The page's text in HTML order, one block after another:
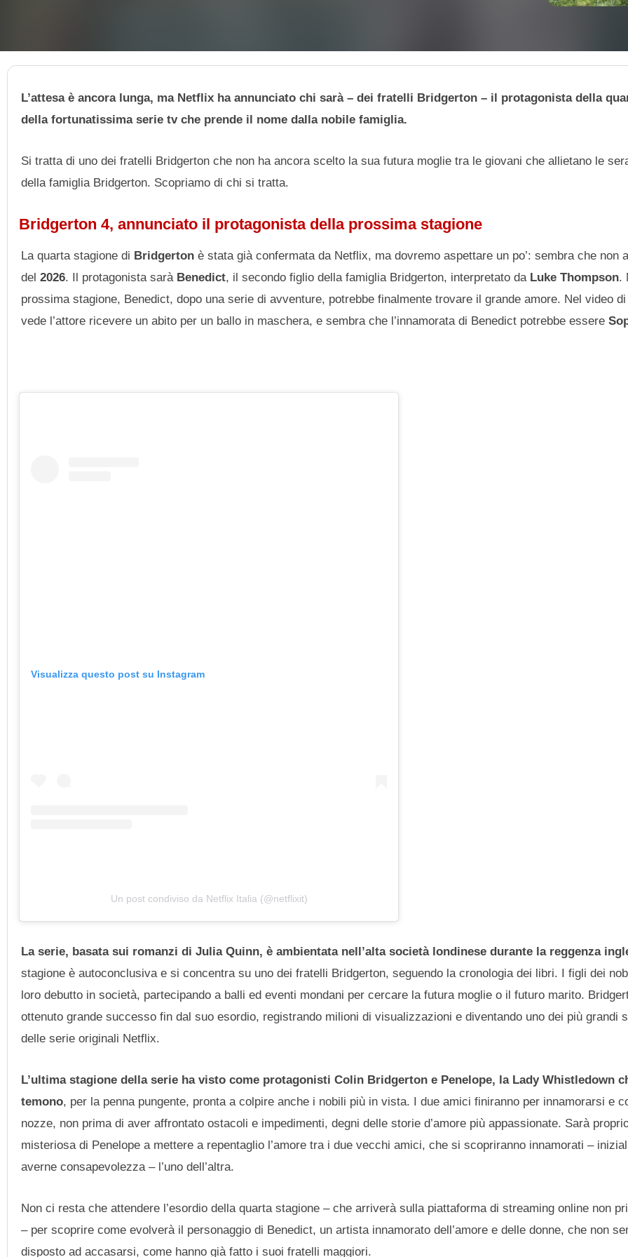
L’attesa è ancora lunga, ma Netflix ha annunciato chi sarà – dei fratelli Bridgerton – il protagonista della
della fortunatissima serie tv che prende il nome dalla nobile famiglia.
Si tratta di uno dei fratelli Bridgerton che non ha ancora scelto la sua futura moglie tra le giovani che allietano le
della famiglia Bridgerton. Scopriamo di chi si tratta.
Bridgerton 4, annunciato il protagonista della prossima stagione
La quarta stagione di Bridgerton è stata già confermata da Netflix, ma dovremo aspettare un po’: sembra che non
del2026. Il protagonista sarà Benedict, il secondo figlio della famiglia Bridgerton, interpretato da Luke Thompson.
prossima stagione, Benedict, dopo una serie di avventure, potrebbe finalmente trovare il grande amore. Nel video
vede l’attore ricevere un abito per un ballo in maschera, e sembra che l’innamorata di Benedict potrebbe essere
Visualizza questo post su Instagram
Un post condiviso da Netflix Italia (@netflixit)
La serie, basata sui romanzi di Julia Quinn, è ambientata nell’alta società londinese durante la reggenza
stagione è autoconclusiva e si concentra su uno dei fratelli Bridgerton, seguendo la cronologia dei libri. I figli dei
loro debutto in società, partecipando a balli ed eventi mondani per cercare la futura moglie o il futuro marito.
ottenuto grande successo fin dal suo esordio, registrando milioni di visualizzazioni e diventando uno dei più grandi
delle serie originali Netflix.
L’ultima stagione della serie ha visto come protagonisti Colin Bridgerton e Penelope, la Lady Whistledown
temono, per la penna pungente, pronta a colpire anche i nobili più in vista. I due amici finiranno per innamorarsi e
nozze, non prima di aver affrontato ostacoli e impedimenti, degni delle storie d’amore più appassionate. Sarà
misteriosa di Penelope a mettere a repentaglio l’amore tra i due vecchi amici, che si scopriranno innamorati –
averne consapevolezza – l’uno dell’altra.
Non ci resta che attendere l’esordio della quarta stagione – che arriverà sulla piattaforma di streaming online non
– per scoprire come evolverà il personaggio di Benedict, un artista innamorato dell’amore e delle donne, che non
disposto ad accasarsi, come hanno già fatto i suoi fratelli maggiori.